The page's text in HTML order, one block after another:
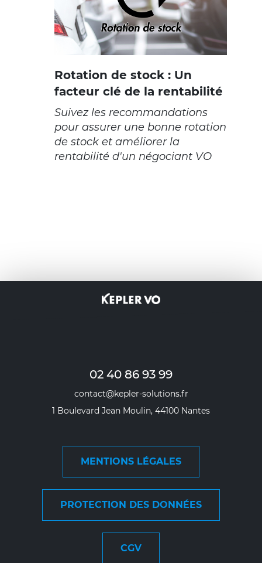
Rotation de stock : Un
facteur clé de la rentabilité
Suivez les recommandations
pour assurer une bonne rotation
de stock et améliorer la
rentabilité d'un négociant VO
02 40 86 93 99
contact@kepler-solutions.fr
1 Boulevard Jean Moulin, 44100 Nantes
MENTIONS LÉGALES
PROTECTION DES DONNÉES
CGV